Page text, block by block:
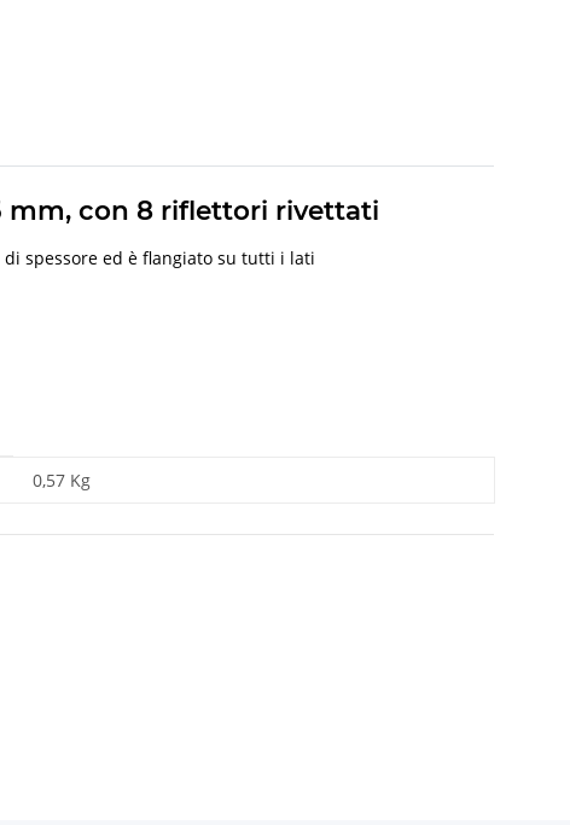
mm, con 8 riflettori rivettati
spessore ed è flangiato su tutti i lati
0,57 Kg